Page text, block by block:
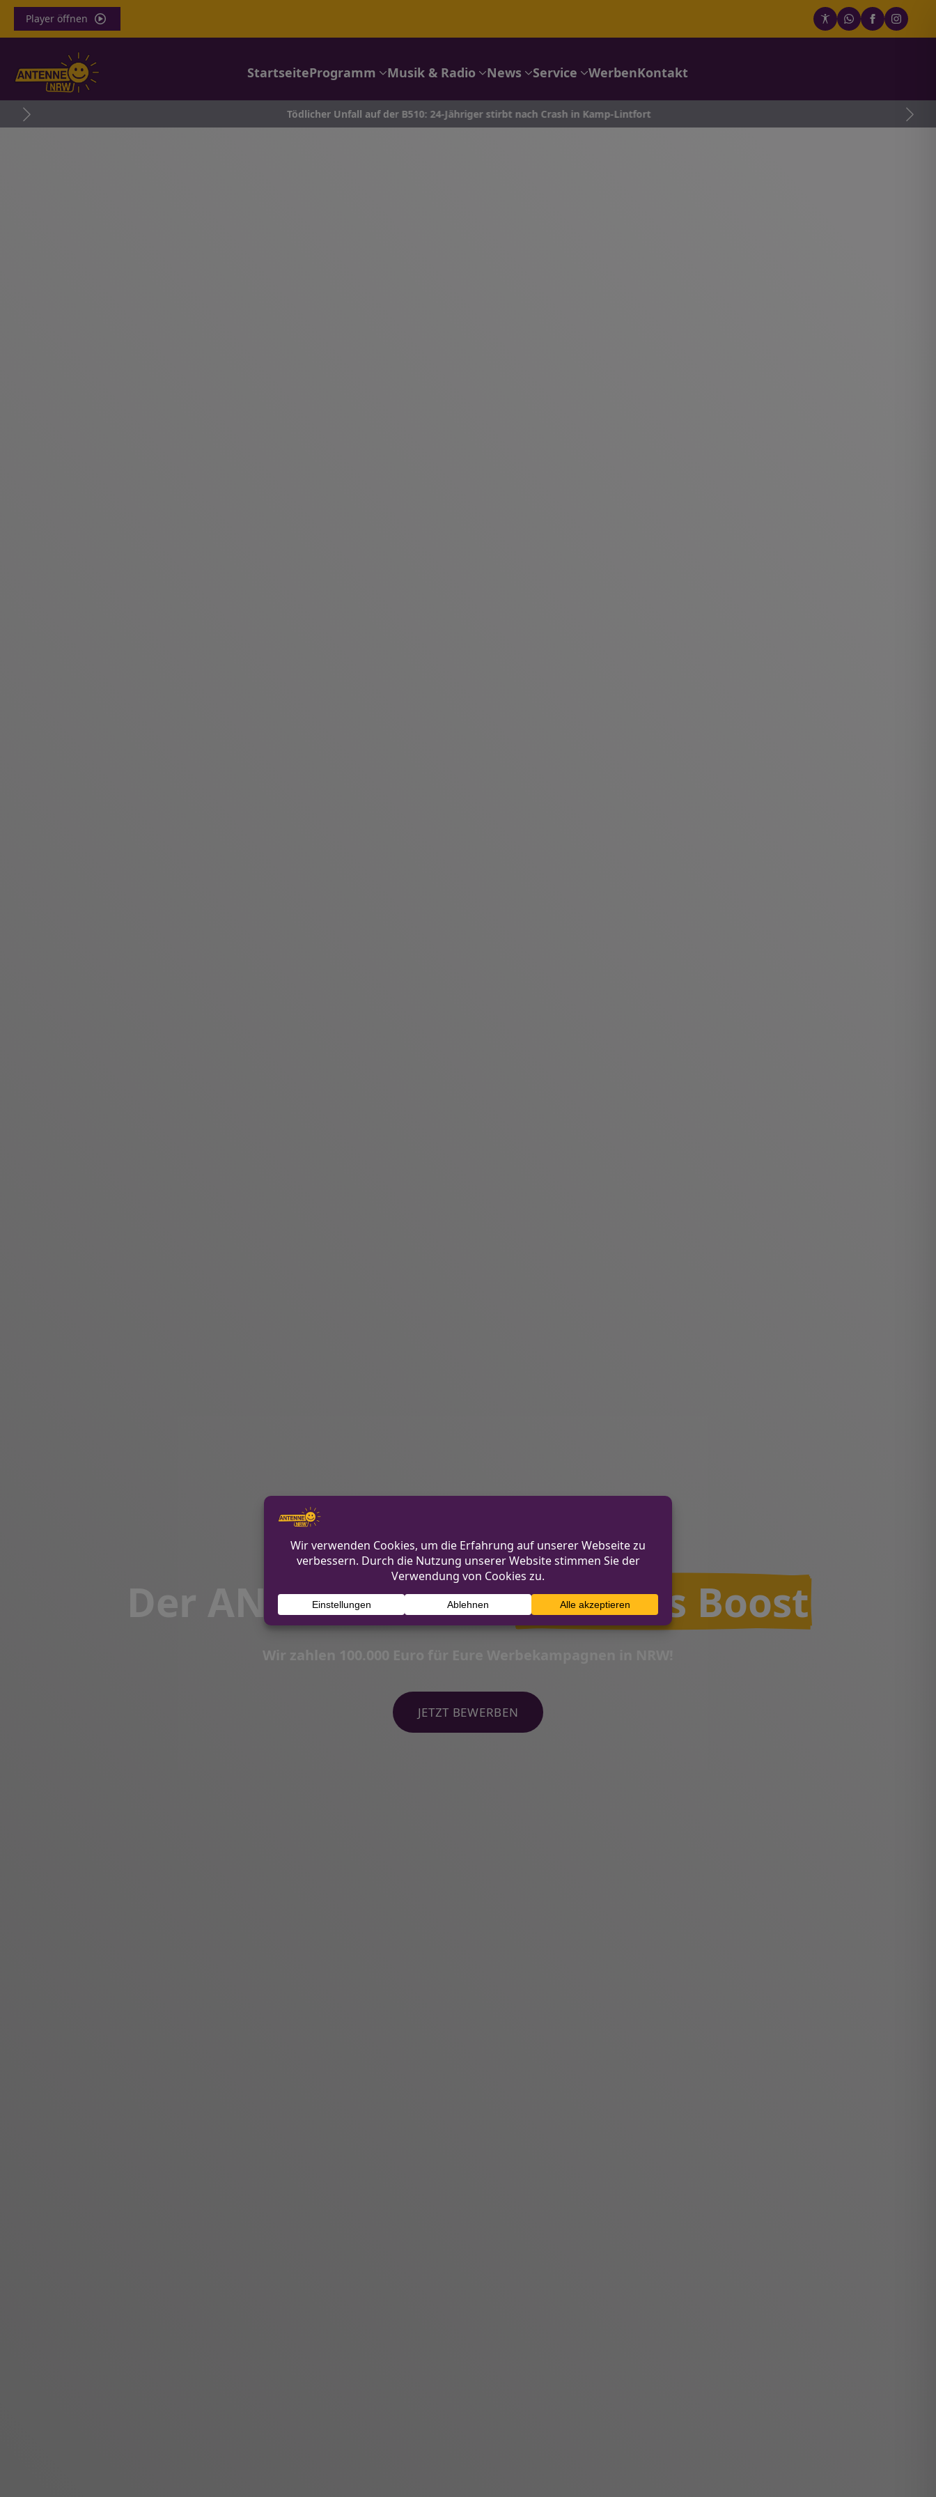
Player öffnen
StartseiteProgramm Musik & Radio News Service WerbenKontakt
Tödlicher Unfall auf der B510: 24-Jähriger stirbt nach Crash in Kamp-Lintfort
Präsentiert von ANY Lifestyle Marketing GmbH
Der ANTENNE NRWBusiness Boost
JETZT BEWERBEN